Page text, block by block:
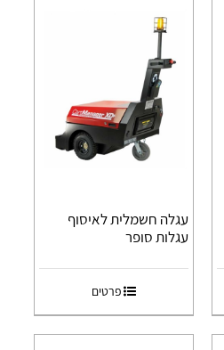
עגלה חשמלית לאיסוף
עגלות סופר
פרטים